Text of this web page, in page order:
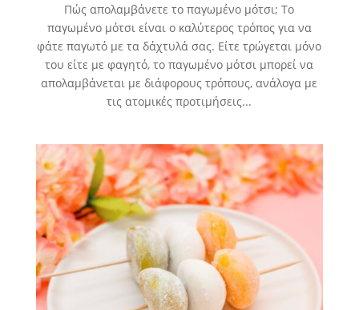
Πώς απολαμβάνετε το παγωμένο μότσι; Το
παγωμένο μότσι είναι ο καλύτερος τρόπος για να
φάτε παγωτό με τα δάχτυλά σας. Είτε τρώγεται μόνο
του είτε με φαγητό, το παγωμένο μότσι μπορεί να
απολαμβάνεται με διάφορους τρόπους, ανάλογα με
τις ατομικές προτιμήσεις...